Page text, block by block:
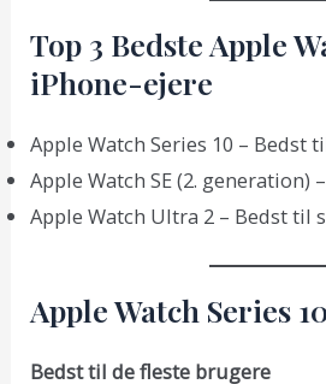
Top 3 Bedste Apple
iPhone-ejere
Apple Watch Series 10 – Bedst
Apple Watch SE (2. generation)
Apple Watch Ultra 2 – Bedst til
Apple Watch Series
Bedst til de fleste brugere